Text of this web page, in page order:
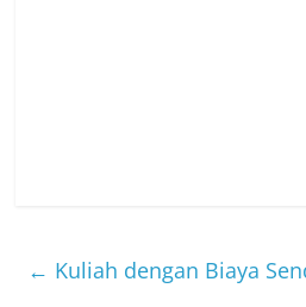
← Kuliah dengan Biaya